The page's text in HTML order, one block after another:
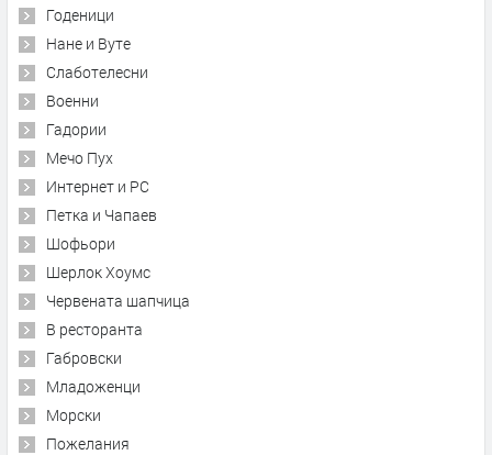
Годеници
Нане и Вуте
Слаботелесни
Военни
Гадории
Мечо Пух
Интернет и PC
Петка и Чапаев
Шофьори
Шерлок Хоумс
Червената шапчица
В ресторанта
Габровски
Младоженци
Морски
Пожелания